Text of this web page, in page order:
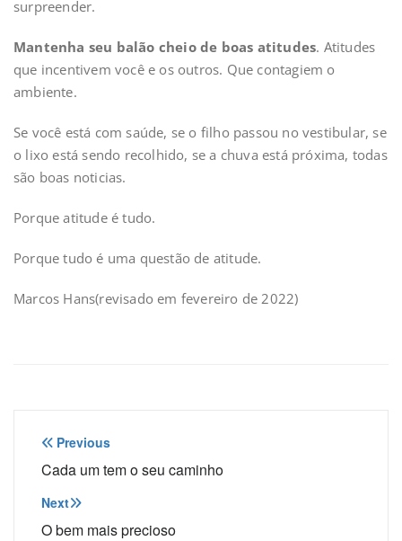
surpreender.
Mantenha seu balão cheio de boas atitudes. Atitudes
que incentivem você e os outros. Que contagiem o
ambiente.
Se você está com saúde, se o filho passou no vestibular, se
o lixo está sendo recolhido, se a chuva está próxima, todas
são boas noticias.
Porque atitude é tudo.
Porque tudo é uma questão de atitude.
Marcos Hans(revisado em fevereiro de 2022)
Navegação
de
Post
Previous
Cada um tem o seu caminho
Next
O bem mais precioso